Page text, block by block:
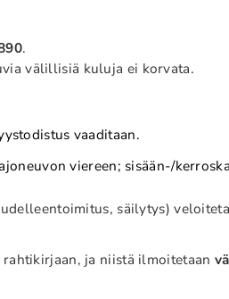
.
välillisiä kuluja ei korvata.
vaaditaan.
viereen; sisään-/
säilytys)
ja niistä ilmoitetaan